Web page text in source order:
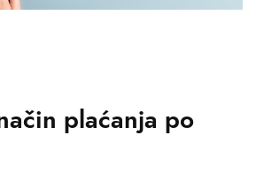
plaćanja po